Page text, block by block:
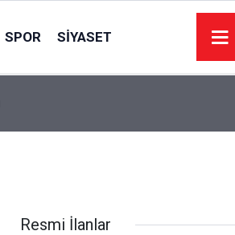
SPOR SIYASET
Resmi İlanlar